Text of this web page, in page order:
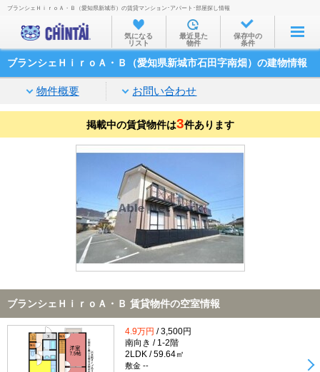
お部屋を探す
沿線・駅から
家賃相場から
通勤通学時間から
物件特集から
不動産会社から
TOP
ブランシェＨｉｒｏＡ・Ｂ（愛知県新城市）の賃貸マンション･アパート･部屋探し情報
気になる
リスト
最近見た
物件
保存中の
条件
ブランシェＨｉｒｏＡ・Ｂ（愛知県新城市石田字南畑）の建物情報
物件概要 お問い合わせ
掲載中の賃貸物件は3件あります
ブランシェＨｉｒｏＡ・Ｂ 賃貸物件の空室情報
4.9万円 / 3,500円
南向き / 1-2階
2LDK / 59.64㎡
敷金 --